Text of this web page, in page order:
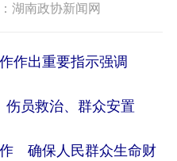
湖南政协新闻网
作出重要指示强调
员救治、群众安置
确保人民群众生命财